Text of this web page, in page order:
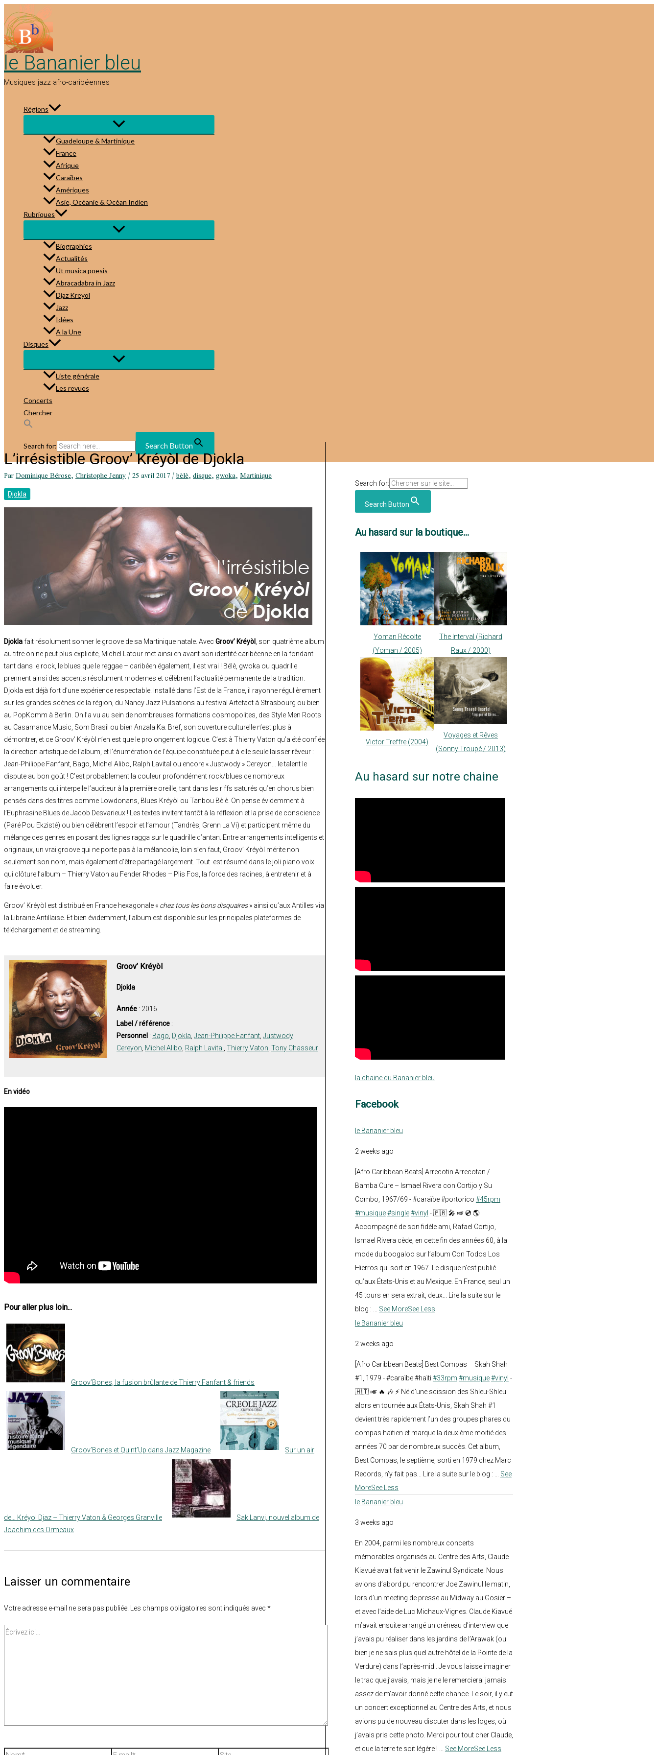
au
contenu
le Bananier bleu
Musiques jazz afro-caribéennes
Régions
Guadeloupe & Martinique
France
Afrique
Caraïbes
Amériques
Asie, Océanie & Océan Indien
Rubriques
Biographies
Actualités
Ut musica poesis
Abracadabra in Jazz
Djaz Kreyol
Jazz
Idées
A la Une
Disques
Liste générale
Les revues
Concerts
Chercher
Search for: Search Button
L’irrésistible Groov’ Kréyòl de Djokla
ParDominique Bérose,Christophe Jenny/25 avril 2017/bèlè,disque,gwoka,Martinique
Djokla
Djoklafait résolument sonner le groove de sa Martinique natale. Avec Groov’ Kréyòl , son quatrième album
au titre on ne peut plus explicite, Michel Latour met ainsi en avant son identité caribéenne en la fondant
tant dans le rock, le blues que le reggae – caribéen également, il est vrai ! Bélè, gwoka ou quadrille
prennent ainsi des accents résolument modernes et célèbrent l’actualité permanente de la tradition.
Djokla est déjà fort d’une expérience respectable. Installé dans l’Est de la France, il rayonne régulièrement
sur les grandes scènes de la région, du Nancy Jazz Pulsations au festival Artefact à Strasbourg ou bien
au PopKomm à Berlin. On l’a vu au sein de nombreuses formations cosmopolites, des Style Men Roots
au Casamance Music, Som Brasil ou bien Anzala Ka. Bref, son ouverture culturelle n’est plus à
démontrer, et ce Groov’ Kréyòl n’en est que le prolongement logique. C’est à Thierry Vaton qu’a été confiée
la direction artistique de l’album, et l’énumération de l’équipe constituée peut à elle seule laisser rêveur :
Jean-Philippe Fanfant, Bago, Michel Alibo, Ralph Lavital ou encore « Justwody » Cereyon… le talent le
dispute au bon goût ! C’est probablement la couleur profondément rock/blues de nombreux
arrangements qui interpelle l’auditeur à la première oreille, tant dans les riffs saturés qu’en chorus bien
pensés dans des titres comme Lowdonans, Blues Kréyòl ou Tanbou Bèlè. On pense évidemment à
l’Euphrasine Blues de Jacob Desvarieux ! Les textes invitent tantôt à la réflexion et la prise de conscience
(Paré Pou Ekzisté) ou bien célèbrent l’espoir et l’amour (Tandrès, Grenn La Vi) et participent même du
mélange des genres en posant des lignes ragga sur le quadrille d’antan. Entre arrangements intelligents et
originaux, un vrai groove qui ne porte pas à la mélancolie, loin s’en faut, Groov’ Kréyòl mérite non
seulement son nom, mais également d’être partagé largement. Tout est résumé dans le joli piano voix
qui clôture l’album – Thierry Vaton au Fender Rhodes – Plis Fos, la force des racines, à entretenir et à
faire évoluer.
Groov’ Kréyòl est distribué en France hexagonale « chez tous les bons disquaires» ainsi qu’aux Antilles via
la Librairie Antillaise. Et bien évidemment, l’album est disponible sur les principales plateformes de
téléchargement et de streaming.
Groov’ Kréyòl
Djokla
Année : 2016
Label / référence :
Personnel : Bago Djokla Jean-Philippe Fanfant Justwody
Cereyon Michel Alibo Ralph Lavital Thierry Vaton Tony Chasseur
En vidéo
Pour aller plus loin...
Groov’Bones, la fusion brûlante de Thierry Fanfant & friends
Groov’Bones et Quint’Up dans Jazz Magazine Sur un air
de… Kréyol Djaz – Thierry Vaton & Georges Granville
Sak Lanvi, nouvel album de
Joachim des Ormeaux
Laisser un commentaire
Votre adresse e-mail ne sera pas publiée. Les champs obligatoires sont indiqués avec *
Écrivez
Nom* E- Site
Search for:
Search Button
Au hasard sur la boutique...
Yoman Récolte
(Yoman / 2005)
The Interval (Richard
Raux / 2000)
Victor Treffre (2004)
Voyages et Rêves
(Sonny Troupé / 2013)
Au hasard sur notre chaine
la chaine du Bananier bleu
Facebook
le Bananier bleu
2 weeks ago
[Afro Caribbean Beats] Arrecotin Arrecotan /
Bamba Cure – Ismael Rivera con Cortijo y Su
Combo, 1967/69 - #caraïbe #portorico #45rpm
#musique#single#vinyl - 🇵🇷 🎤 🎺 💿 🌎
Accompagné de son fidèle ami, Rafael Cortijo,
Ismael Rivera cède, en cette fin des années 60, à la
mode du boogaloo sur l’album Con Todos Los
Hierros qui sort en 1967. Le disque n’est publié
qu’aux États-Unis et au Mexique. En France, seul un
45 tours en sera extrait, deux... Lire la suite sur le
blog :
See MoreSee Less
le Bananier bleu
2 weeks ago
[Afro Caribbean Beats] Best Compas – Skah Shah
#1, 1979 - #caraïbe #haïti #33rpm #musique#vinyl -
🇭🇹 🎺 🔥 🎶 ⚡ Né d’une scission des Shleu-Shleu
alors en tournée aux États-Unis, Skah Shah #1
devient très rapidement l’un des groupes phares du
compas haïtien et marque la deuxième moitié des
années 70 par de nombreux succès. Cet album,
Best Compas, le septième, sorti en 1979 chez Marc
Records, n’y fait pas... Lire la suite sur le blog :
See
MoreSee Less
le Bananier bleu
3 weeks ago
En 2004, parmi les nombreux concerts
mémorables organisés au Centre des Arts, Claude
Kiavué avait fait venir le Zawinul Syndicate. Nous
avions d’abord pu rencontrer Joe Zawinul le matin,
lors d’un meeting de presse au Midway au Gosier –
et avec l’aide de Luc Michaux-Vignes. Claude Kiavué
m’avait ensuite arrangé un créneau d’interview que
j’avais pu réaliser dans les jardins de l’Arawak (ou
bien je ne sais plus quel autre hôtel de la Pointe de la
Verdure) dans l’après-midi. Je vous laisse imaginer
le trac que j’avais, mais je ne le remercierai jamais
assez de m’avoir donné cette chance. Le soir, il y eut
un concert exceptionnel au Centre des Arts, et nous
avions pu de nouveau discuter dans les loges, où
j’avais pris cette photo. Merci pour tout cher Claude,
et que la terre te soit légère !
See MoreSee Less